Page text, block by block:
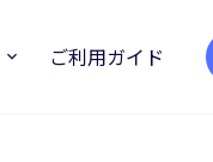
ご利用ガイド